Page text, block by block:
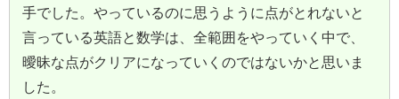
手でした。やっているのに思うように点がとれないと
言っている英語と数学は、全範囲をやっていく中で、
曖昧な点がクリアになっていくのではないかと思いま
した。